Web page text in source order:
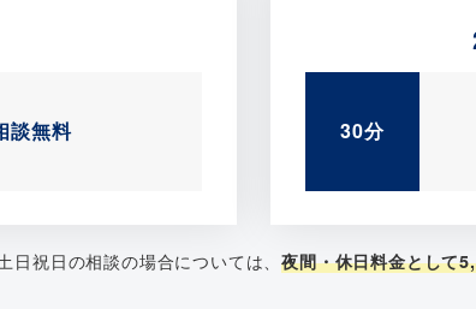
談無料 30分
日祝日の相談の場合については、夜間・休日料金として